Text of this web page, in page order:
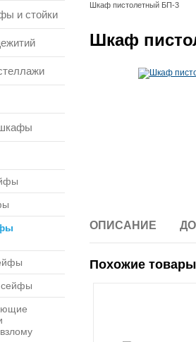
и стойки
сейфы
Шкаф пистолетный БП-3
Шкаф
ОПИСАНИЕ
Похожие